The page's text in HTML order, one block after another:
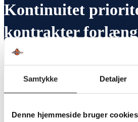
Samtykke Detaljer
Denne hjemmeside bruger cookies
Kontinuitet
kontrakter
Kontinuitet prioriteres –
Selv om sæsonen kun lige er gået i gang, er